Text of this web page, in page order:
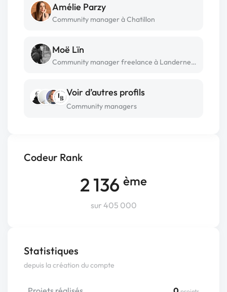
Codeur Rank
2 136 ème
sur 405 000
Statistiques
depuis la création du compte
Amélie Parzy
Community manager à Chatillon
Moë Lïn
Community manager freelance à Landerneau
Voir d’autres profils
Community managers